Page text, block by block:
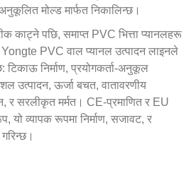
मोल्ड मार्फत निकालिन्छ।
काट्ने पछि, समाप्त PVC भित्ता प्यानलहरू
PVC वाल प्यानल उत्पादन लाइनले
टिकाऊ निर्माण, प्रयोगकर्ता-अनुकूल
उत्पादन, ऊर्जा बचत, वातावरणीय
र सरलीकृत मर्मत। CE-प्रमाणित र EU
व्यापक रूपमा निर्माण, सजावट, र